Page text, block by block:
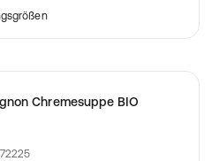
Chremesuppe BIO